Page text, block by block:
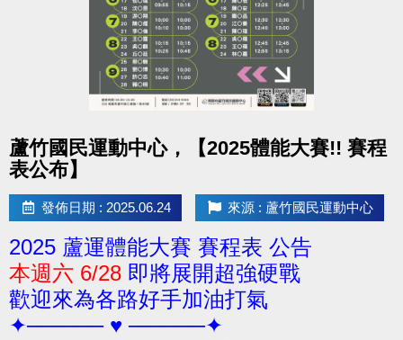
蘆竹國民運動中心，【2025體能大賽!! 賽程
表公布】
發佈日期 : 2025.06.24 來源 : 蘆竹國民運動中心
2025 蘆運體能大賽 賽程表 公告
本週六 6/28 即將展開超強硬戰
歡迎來為各路好手加油打氣
✦───── ♥ ─────✦